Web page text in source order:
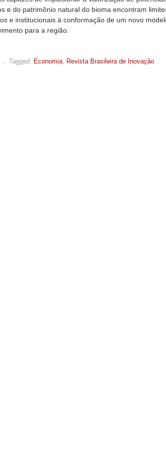
e do patrimônio natural do bioma encontram
e institucionais à conformação de um novo
para a região.
, Tagged: Economia, Revista Brasileira de Inovação